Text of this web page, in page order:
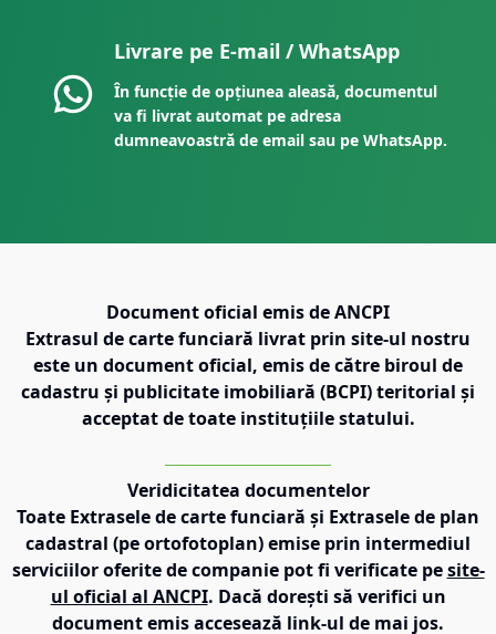
Livrare pe E-mail / WhatsApp
În funcție de opțiunea aleasă, documentul
va fi livrat automat pe adresa
dumneavoastră de email sau pe WhatsApp.
Document oficial emis de ANCPI
Extrasul de carte funciară livrat prin site-ul nostru
este un document oficial, emis de către biroul de
cadastru și publicitate imobiliară (BCPI) teritorial și
acceptat de toate instituțiile statului.
Veridicitatea documentelor
Toate Extrasele de carte funciară și Extrasele de plan
cadastral (pe ortofotoplan) emise prin intermediul
serviciilor oferite de companie pot fi verificate pe site-
ul oficial al ANCPI. Dacă dorești să verifici un
document emis accesează link-ul de mai jos.